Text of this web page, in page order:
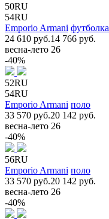
50RU
54RU
Emporio Armani футболка
24 610 руб.14 766 руб.
весна-лето 26
-40%
52RU
54RU
Emporio Armani поло
33 570 руб.20 142 руб.
весна-лето 26
-40%
56RU
Emporio Armani поло
33 570 руб.20 142 руб.
весна-лето 26
-40%